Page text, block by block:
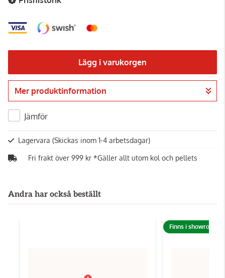
Lägg i varukorgen
Gå till kassan
Mer produktinformation
Jämför
Lagervara (Skickas inom 1-4 arbetsdagar)
Fri frakt över 999 kr *Gäller allt utom kol och pellets
Andra har också beställt
Finns i showroom!